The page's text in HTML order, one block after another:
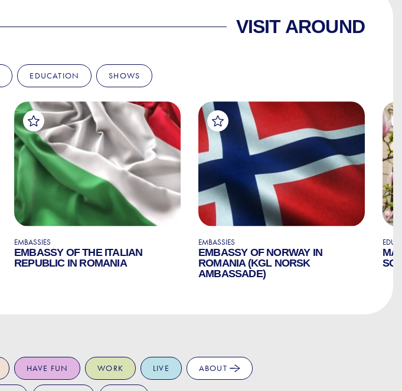
VISIT AROUND
EDUCATION SHOWS
EMBASSIES
EMBASSY OF THE ITALIAN
REPUBLIC IN ROMANIA
EMBASSIES
EMBASSY OF NORWAY IN
ROMANIA (KGL NORSK
AMBASSADE)
HAVE FUN WORK LIVE ABOUT